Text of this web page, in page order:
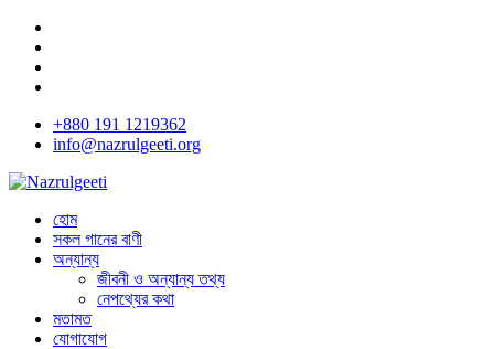
+880 191 1219362
info@nazrulgeeti.org
হোম
সকল গানের বাণী
অন্যান্য
জীবনী ও অন্যান্য তথ্য
নেপথ্যের কথা
মতামত
যোগাযোগ